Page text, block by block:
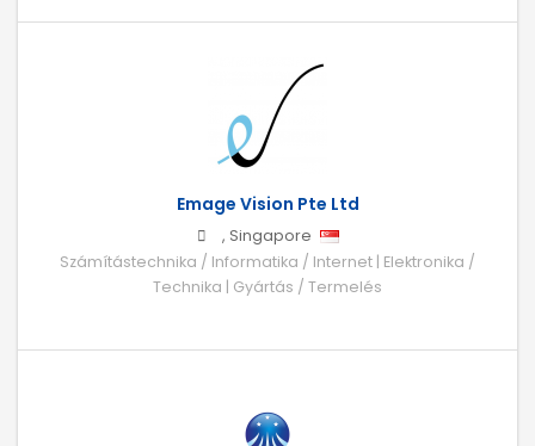
Emage Vision Pte Ltd
, Singapore
Számítástechnika / Informatika / Internet | Elektronika /
Technika | Gyártás / Termelés